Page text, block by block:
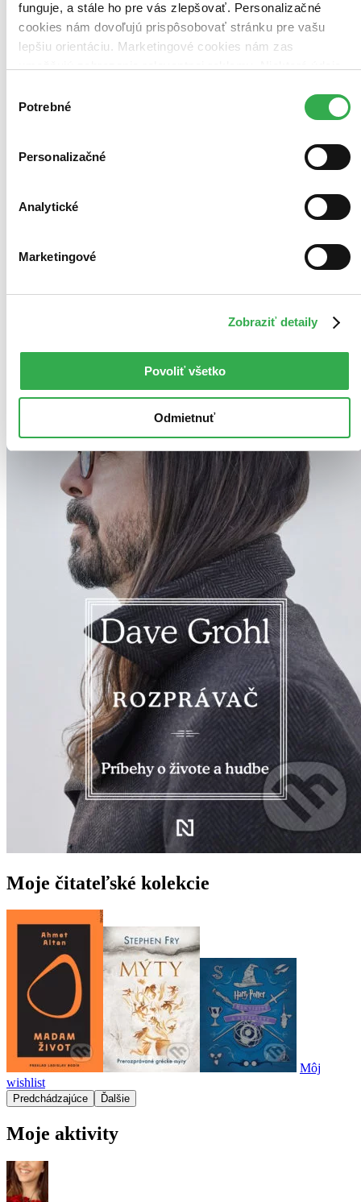
funguje, a stále ho pre vás zlepšovať. Personalizačné
cookies nám dovoľujú prispôsobovať stránku pre vašu
lepšiu orientáciu. Marketingové cookies nám zas
keby sme mohli používať všetky tieto cookies. Ďakujeme!
súhlasu
Potrebné
Personalizačné
Analytické
Marketingové
Zobraziť detaily
Povoliť všetko
Odmietnuť
Moje čitateľské kolekcie
Môj
wishlist
Predchádzajúce Ďalšie
Moje aktivity